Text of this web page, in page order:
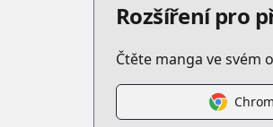
Rozšíření pro
Čtěte manga ve svém